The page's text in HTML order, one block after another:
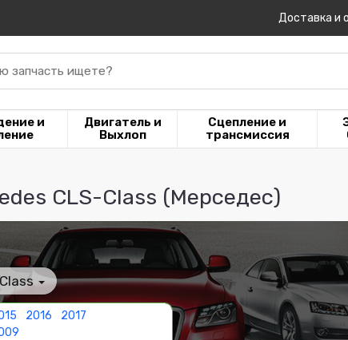
Доставка и
запчасть ищете?
и
Двигатель и
Выхлоп
Сцепление и
трансмиссия
CLS-Class (Мерседес)
2016
2017